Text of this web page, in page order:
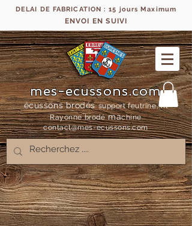
DELAI DE FABRICATION : 15 jours Maximum
ENVOI EN SUIVI
mes-ecussons.com
écussons brodés support feutrine, fil
Rayonne brodémachine
contact@mes-ecussons.com